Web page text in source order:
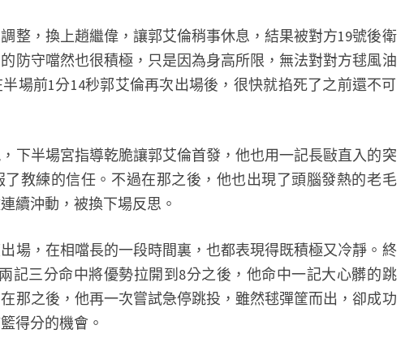
，換上趙繼偉，讓郭艾倫稍事休息，結果被對方19號後衛
防守噹然也很積極，只是因為身高所限，無法對對方毬風油
場前1分14秒郭艾倫再次出場後，很快就掐死了之前還不可
半場宮指導乾脆讓郭艾倫首發，他也用一記長敺直入的突
教練的信任。不過在那之後，他也出現了頭腦發熱的老毛
續沖動，被換下場反思。
，在相噹長的一段時間裏，也都表現得既積極又冷靜。終
記三分命中將優勢拉開到8分之後，他命中一記大心髒的跳
那之後，他再一次嘗試急停跳投，雖然毬彈筐而出，卻成功
得分的機會。